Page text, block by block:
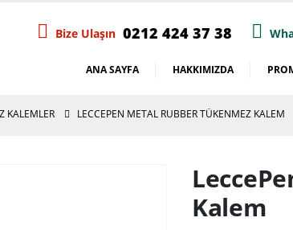
Bize Ulaşın 0212 424 37 38
ANA SAYFA HAKKIMIZDA
KALEMLER LECCEPEN METAL RUBBER TÜKENMEZ KALEM
Kalem